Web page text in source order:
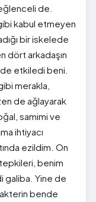
de.
kabul etmeyen
bir iskelede
dört arkadaşın
etkiledi beni.
merakla,
de ağlayarak
samimi ve
ihtiyacı
ezildim. On
tepkileri, benim
galiba. Yine de
bende